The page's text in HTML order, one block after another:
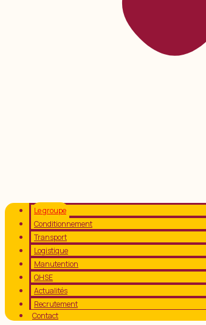
Le groupe
Conditionnement
Transport
Logistique
Manutention
QHSE
Actualités
Recrutement
Contact